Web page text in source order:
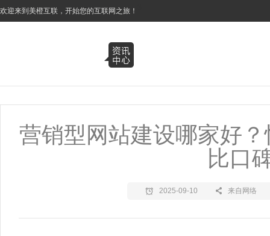
欢迎来到美橙互联，开始您的互联网之旅！
营销型网站建设哪家好
比口
2025-09-10 来自网络